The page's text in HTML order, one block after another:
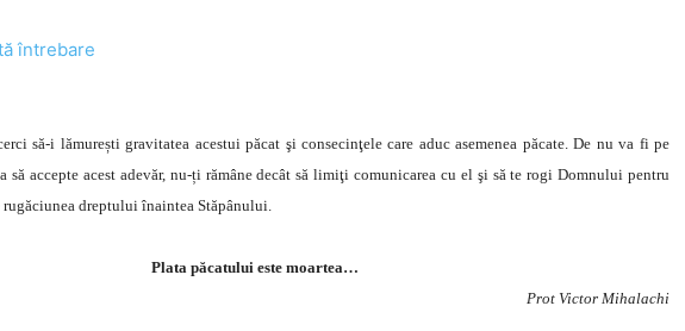
întrebare
să-i lămurești gravitatea acestui păcat şi consecinţele care aduc asemenea păcate. De nu va fi pe
accepte acest adevăr, nu-ți rămâne decât să limiţi comunicarea cu el şi să te rogi Domnului pentru
dreptului înaintea Stăpânului.
Plata păcatului este moartea…
Prot Victor Mihalachi